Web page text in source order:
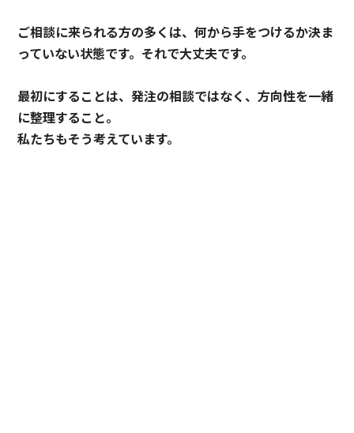
ご相談に来られる方の多くは、何から手をつけるか決ま
っていない状態です。それで大丈夫です。
最初にすることは、発注の相談ではなく、方向性を一緒
に整理すること。
私たちもそう考えています。